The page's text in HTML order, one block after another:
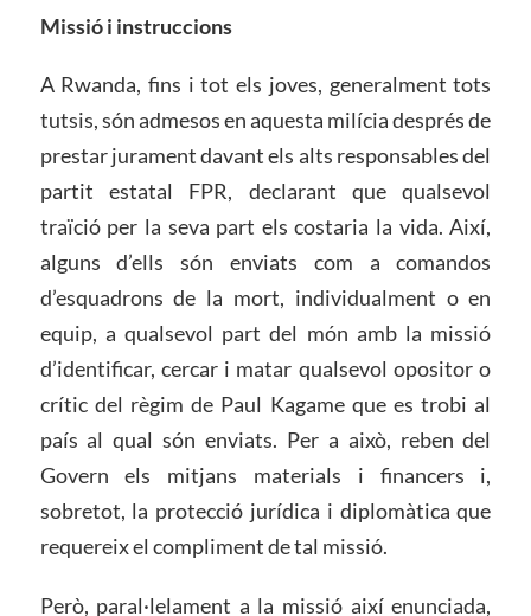
Missió i instruccions
A Rwanda, fins i tot els joves, generalment tots
tutsis, són admesos en aquesta milícia després de
prestar jurament davant els alts responsables del
partit estatal FPR, declarant que qualsevol
traïció per la seva part els costaria la vida. Així,
alguns d’ells són enviats com a comandos
d’esquadrons de la mort, individualment o en
equip, a qualsevol part del món amb la missió
d’identificar, cercar i matar qualsevol opositor o
crític del règim de Paul Kagame que es trobi al
país al qual són enviats. Per a això, reben del
Govern els mitjans materials i financers i,
sobretot, la protecció jurídica i diplomàtica que
requereix el compliment de tal missió.
Però, paral·lelament a la missió així enunciada,